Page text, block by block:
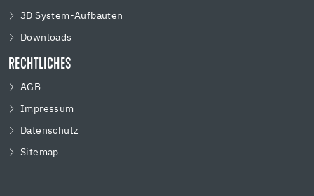
3D System-Aufbauten
Downloads
RECHTLICHES
AGB
Impressum
Datenschutz
Sitemap